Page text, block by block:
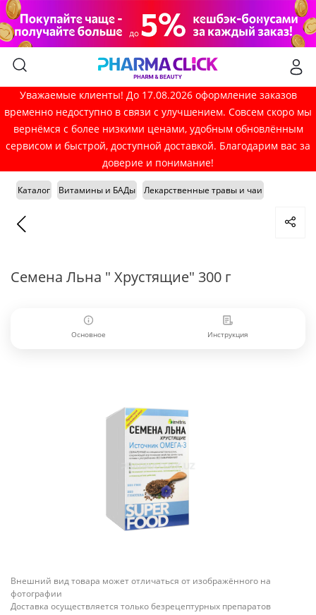
Уважаемые клиенты! До 17.08.2026 оформление заказов
временно недоступно в связи с улучшением. Совсем скоро мы
вернёмся с более низкими ценами, удобным обновлённым
сервисом и быстрой, доступной доставкой. Благодарим вас за
доверие и понимание!
Каталог Витамины и БАДы Лекарственные травы и чаи
Семена Льна " Хрустящие" 300 г
Основное Инструкция
Внешний вид товара может отличаться от изображённого на
фотографии
Доставка осуществляется только безрецептурных препаратов